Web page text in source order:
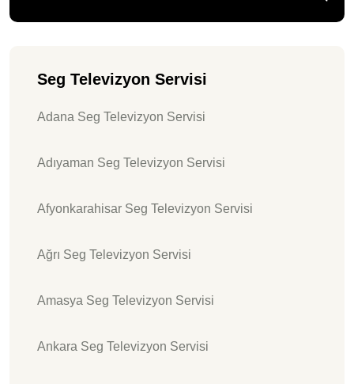
Seg Televizyon Servisi
Adana Seg Televizyon Servisi
Adıyaman Seg Televizyon Servisi
Afyonkarahisar Seg Televizyon Servisi
Ağrı Seg Televizyon Servisi
Amasya Seg Televizyon Servisi
Ankara Seg Televizyon Servisi